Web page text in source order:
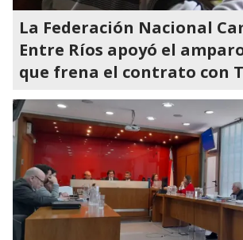
La Federación Nacional
Entre Ríos apoyó el
que frena el contrato con